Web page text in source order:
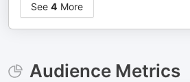
See 4 More
Audience Metrics